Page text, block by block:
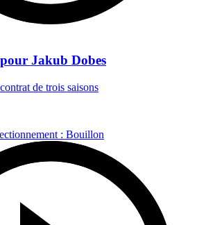
Jakub Dobes
de trois saisons